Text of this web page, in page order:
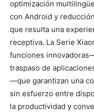
optimización
con Android y
que resulta una
receptiva. La Serie
funciones
traspaso de
—que garantizan una
sin esfuerzo entre
la productividad y